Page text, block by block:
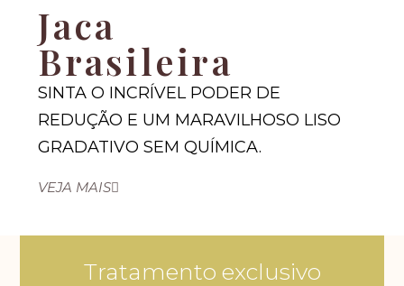
Jaca
Brasileira
SINTA O INCRÍVEL PODER DE
REDUÇÃO E UM MARAVILHOSO LISO
GRADATIVO SEM QUÍMICA.
VEJA MAIS
Tratamento exclusivo